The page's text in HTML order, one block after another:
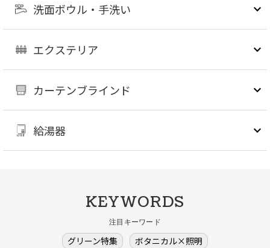
洗面ボウル・手洗い
エクステリア
カーテンブラインド
給湯器
KEYWORDS
注目キーワード
グリーン特集
ボタニカル×照明